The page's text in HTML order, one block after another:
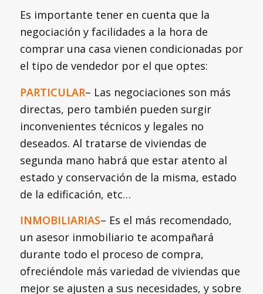
Es importante tener en cuenta que la
negociación y facilidades a la hora de
comprar una casa vienen condicionadas por
el tipo de vendedor por el que optes:
PARTICULAR– Las negociaciones son más
directas, pero también pueden surgir
inconvenientes técnicos y legales no
deseados. Al tratarse de viviendas de
segunda mano habrá que estar atento al
estado y conservación de la misma, estado
de la edificación, etc…
INMOBILIARIAS– Es el más recomendado,
un asesor inmobiliario te acompañará
durante todo el proceso de compra,
ofreciéndole más variedad de viviendas que
mejor se ajusten a sus necesidades, y sobre